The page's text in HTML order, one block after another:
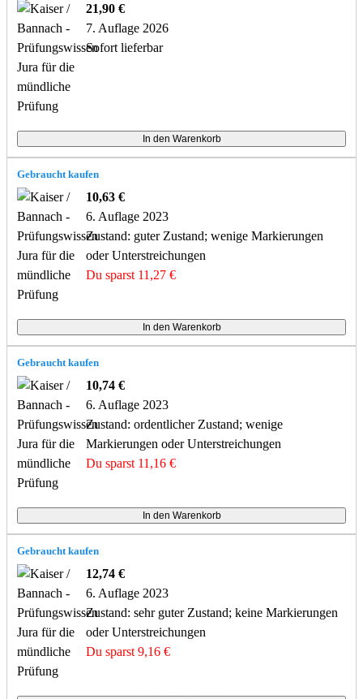
21,90 €
7. Auflage 2026
Sofort lieferbar
Gebraucht kaufen
10,63 €
6. Auflage 2023
Zustand: guter Zustand; wenige Markierungen
oder Unterstreichungen
Du sparst 11,27 €
Gebraucht kaufen
10,74 €
6. Auflage 2023
Zustand: ordentlicher Zustand; wenige
Markierungen oder Unterstreichungen
Du sparst 11,16 €
Gebraucht kaufen
12,74 €
6. Auflage 2023
Zustand: sehr guter Zustand; keine Markierungen
oder Unterstreichungen
Du sparst 9,16 €